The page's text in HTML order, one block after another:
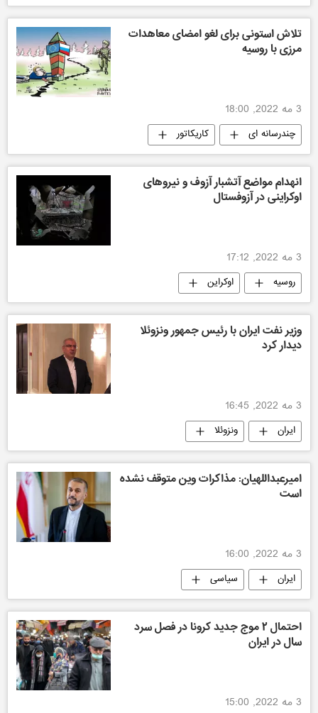
تلاش استونی برای لغو امضای معاهدات
مرزی با روسیه
3 مه 2022, 18:00
چندرسانه ای کاریکاتور
انهدام مواضع آتشبار آزوف و نیروهای
اوکراینی در آزوفستال
3 مه 2022, 17:12
روسیه اوکراین
وزیر نفت ایران با رئیس جمهور ونزوئلا
دیدار کرد
3 مه 2022, 16:45
ایران ونزوئلا
امیرعبداللهیان: مذاکرات وین متوقف نشده
است
3 مه 2022, 16:00
ایران سیاسی
احتمال ۲ موج جدید کرونا در فصل سرد
سال در ایران
3 مه 2022, 15:00